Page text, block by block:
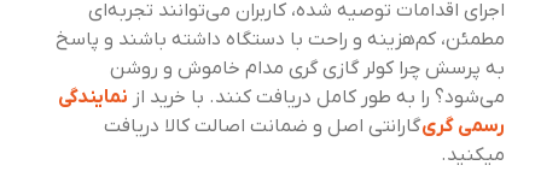
اجرای اقدامات توصیه شده، کاربران می‌توانند تجربه‌ای
مطمئن، کم‌هزینه و راحت با دستگاه داشته باشند و پاسخ
به پرسش چرا کولر گازی گری مدام خاموش و روشن
می‌شود؟ را به طور کامل دریافت کنند. با خرید از نمایندگی
رسمی گریگارانتی اصل و ضمانت اصالت کالا دریافت
میکنید.